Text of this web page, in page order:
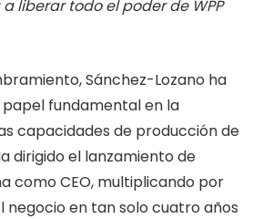
liberar todo el poder de WPP
Sánchez-Lozano ha
fundamental en la
capacidades de producción de
dirigido el lanzamiento de
como CEO, multiplicando por
negocio en tan solo cuatro años